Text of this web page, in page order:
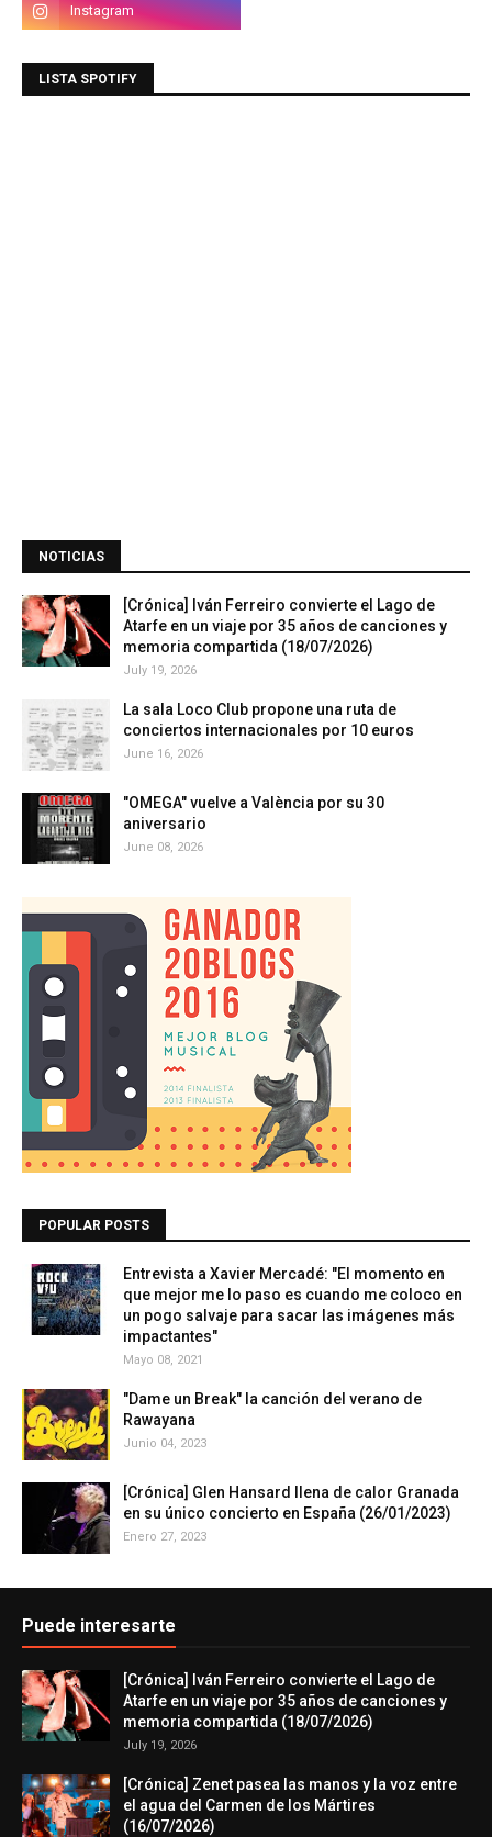
LISTA SPOTIFY
NOTICIAS
[Crónica] Iván Ferreiro convierte el Lago de
Atarfe en un viaje por 35 años de canciones y
memoria compartida (18/07/2026)
July 19, 2026
La sala Loco Club propone una ruta de
conciertos internacionales por 10 euros
June 16, 2026
"OMEGA" vuelve a València por su 30
aniversario
June 08, 2026
POPULAR POSTS
Entrevista a Xavier Mercadé: "El momento en
que mejor me lo paso es cuando me coloco en
un pogo salvaje para sacar las imágenes más
impactantes"
Mayo 08, 2021
"Dame un Break" la canción del verano de
Rawayana
Junio 04, 2023
[Crónica] Glen Hansard llena de calor Granada
en su único concierto en España (26/01/2023)
Enero 27, 2023
Puede interesarte
[Crónica] Iván Ferreiro convierte el Lago de
Atarfe en un viaje por 35 años de canciones y
memoria compartida (18/07/2026)
July 19, 2026
[Crónica] Zenet pasea las manos y la voz entre
el agua del Carmen de los Mártires
(16/07/2026)